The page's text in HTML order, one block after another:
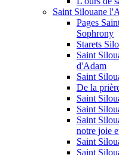
Saint Silouane
Pages
Sophrony
Starets
Saint
d'Adam
Saint
De la
Saint
Saint
Saint
notre joie
Saint
Saint